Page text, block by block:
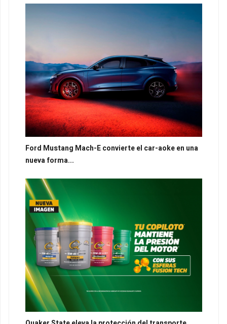
Ford Mustang Mach-E convierte el car-aoke en una
nueva forma...